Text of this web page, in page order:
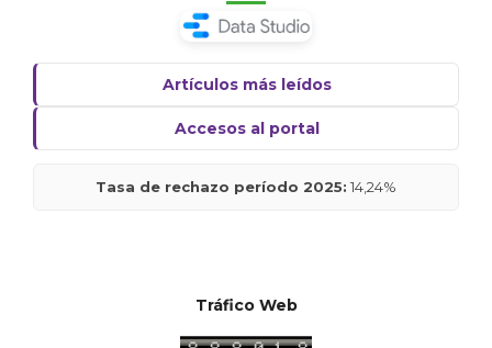
Artículos más leídos
Accesos al portal
Tasa de rechazo período 2025: 14,24%
Tráfico Web